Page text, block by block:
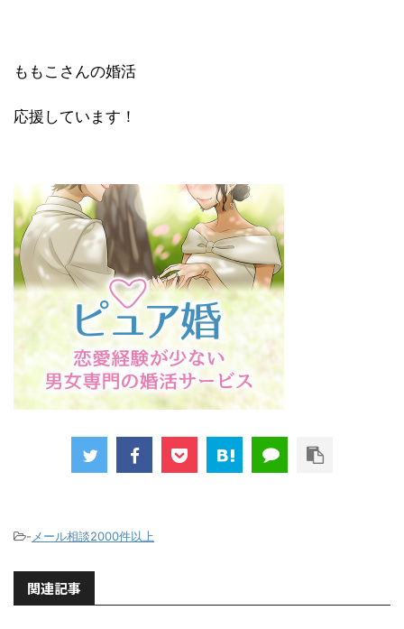
ももこさんの婚活
応援しています！
- メール相談2000件以上
関連記事